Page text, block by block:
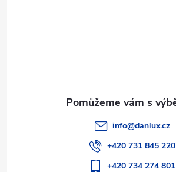
info@danlux.cz
+420 731 845 220
+420 734 274 801